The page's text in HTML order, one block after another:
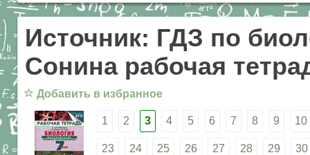
Источник: ГДЗ по
Сонина рабочая
☆ Добавить в избранное
1 2 3 4 5 6 7 8 9 10
23 24 25 26 27 28 29 30